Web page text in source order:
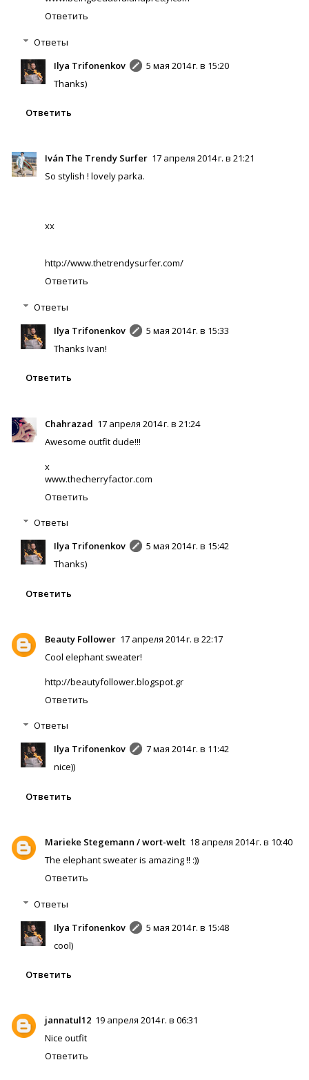
Ответить
Ответы
Ilya Trifonenkov
5 мая 2014 г. в 15:20
Thanks)
Ответить
Iván The Trendy Surfer 17 апреля 2014 г. в 21:21
So stylish ! lovely parka.
xx
http://www.thetrendysurfer.com/
Ответить
Ответы
Ilya Trifonenkov
5 мая 2014 г. в 15:33
Thanks Ivan!
Ответить
Chahrazad 17 апреля 2014 г. в 21:24
Awesome outfit dude!!!
x
www.thecherryfactor.com
Ответить
Ответы
Ilya Trifonenkov
5 мая 2014 г. в 15:42
Thanks)
Ответить
Beauty Follower 17 апреля 2014 г. в 22:17
Cool elephant sweater!
http://beautyfollower.blogspot.gr
Ответить
Ответы
Ilya Trifonenkov
7 мая 2014 г. в 11:42
nice))
Ответить
Marieke Stegemann / wort-welt 18 апреля 2014 г. в 10:40
The elephant sweater is amazing !! :))
Ответить
Ответы
Ilya Trifonenkov
5 мая 2014 г. в 15:48
cool)
Ответить
jannatul12 19 апреля 2014 г. в 06:31
Nice outfit
Ответить